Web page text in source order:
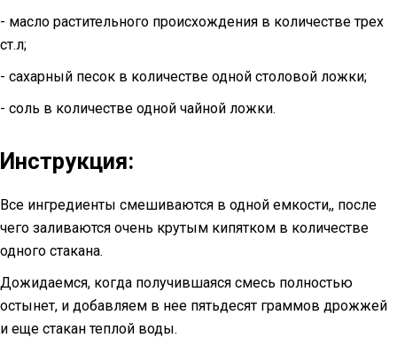
- масло растительного происхождения в количестве трех
ст.л;
- сахарный песок в количестве одной столовой ложки;
- соль в количестве одной чайной ложки.
Инструкция:
Все ингредиенты смешиваются в одной емкости,, после
чего заливаются очень крутым кипятком в количестве
одного стакана.
Дожидаемся, когда получившаяся смесь полностью
остынет, и добавляем в нее пятьдесят граммов дрожжей
и еще стакан теплой воды.